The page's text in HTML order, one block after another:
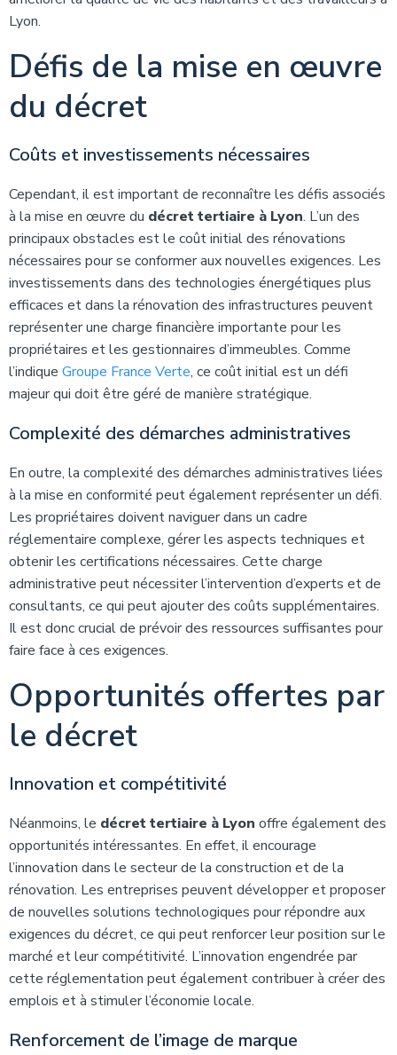
Lyon.
Défis de la mise en œuvre
du décret
Coûts et investissements nécessaires
Cependant, il est important de reconnaître les défis associés
à la mise en œuvre du décret tertiaire à Lyon. L’un des
principaux obstacles est le coût initial des rénovations
nécessaires pour se conformer aux nouvelles exigences. Les
investissements dans des technologies énergétiques plus
efficaces et dans la rénovation des infrastructures peuvent
représenter une charge financière importante pour les
propriétaires et les gestionnaires d’immeubles. Comme
l’indique Groupe France Verte, ce coût initial est un défi
majeur qui doit être géré de manière stratégique.
Complexité des démarches administratives
En outre, la complexité des démarches administratives liées
à la mise en conformité peut également représenter un défi.
Les propriétaires doivent naviguer dans un cadre
réglementaire complexe, gérer les aspects techniques et
obtenir les certifications nécessaires. Cette charge
administrative peut nécessiter l’intervention d’experts et de
consultants, ce qui peut ajouter des coûts supplémentaires.
Il est donc crucial de prévoir des ressources suffisantes pour
faire face à ces exigences.
Opportunités offertes par
le décret
Innovation et compétitivité
Néanmoins, le décret tertiaire à Lyon offre également des
opportunités intéressantes. En effet, il encourage
l’innovation dans le secteur de la construction et de la
rénovation. Les entreprises peuvent développer et proposer
de nouvelles solutions technologiques pour répondre aux
exigences du décret, ce qui peut renforcer leur position sur le
marché et leur compétitivité. L’innovation engendrée par
cette réglementation peut également contribuer à créer des
emplois et à stimuler l’économie locale.
Renforcement de l’image de marque